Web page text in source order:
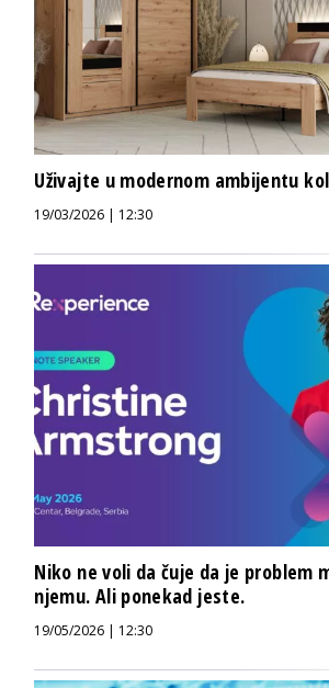
Uživajte u modernom ambijentu
19/03/2026 | 12:30
Niko ne voli da čuje da je problem
njemu. Ali ponekad jeste.
19/05/2026 | 12:30